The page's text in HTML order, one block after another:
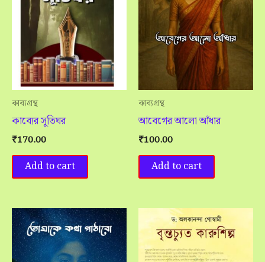
কাব্যগ্রন্থ
কাব্যের সূতিঘর
₹170.00
Add to cart
কাব্যগ্রন্থ
আবেগের আলো আঁধার
₹100.00
Add to cart